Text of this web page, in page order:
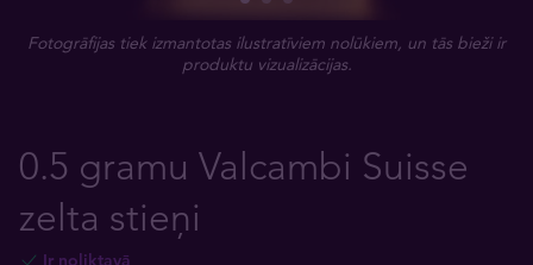
Fotogrāfijas tiek izmantotas ilustratīviem nolūkiem, un tās bieži ir
produktu vizualizācijas.
0.5 gramu Valcambi Suisse
zelta stieņi
Ir noliktavā